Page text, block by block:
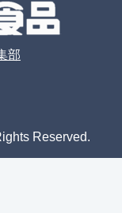
部
Reserved.